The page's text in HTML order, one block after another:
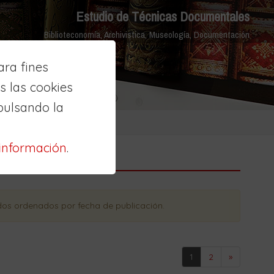
fines
las cookies
la
.
Estudio de Técnicas Documentales
Biblioteconomía, Archivistica, Museología, Documentación
ordenados por fecha de publicación.
1
2 »